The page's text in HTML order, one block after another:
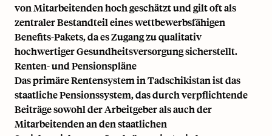
von Mitarbeitenden hoch geschätzt und gilt oft als
zentraler Bestandteil eines wettbewerbsfähigen
Benefits-Pakets, da es Zugang zu qualitativ
hochwertiger Gesundheitsversorgung sicherstellt.
Renten- und Pensionspläne
Das primäre Rentensystem in Tadschikistan ist das
staatliche Pensionssystem, das durch verpflichtende
Beiträge sowohl der Arbeitgeber als auch der
Mitarbeitenden an den staatlichen